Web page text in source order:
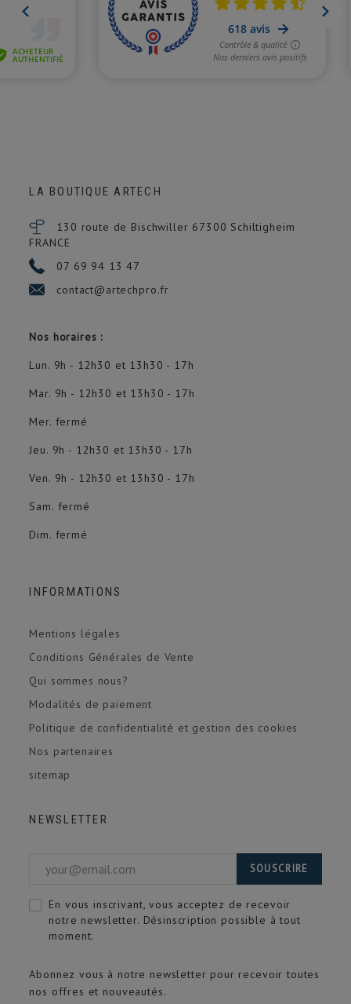
LA BOUTIQUE ARTECH
130 route de Bischwiller 67300 Schiltigheim
FRANCE
07 69 94 13 47
contact@artechpro.fr
Nos horaires :
Lun. 9h - 12h30 et 13h30 - 17h
Mar. 9h - 12h30 et 13h30 - 17h
Mer. fermé
Jeu. 9h - 12h30 et 13h30 - 17h
Ven. 9h - 12h30 et 13h30 - 17h
Sam. fermé
Dim. fermé
INFORMATIONS
Mentions légales
Conditions Générales de Vente
Qui sommes nous?
Modalités de paiement
Politique de confidentialité et gestion des cookies
Nos partenaires
sitemap
NEWSLETTER
Abonnez vous à notre newsletter pour recevoir toutes
nos offres et nouveautés.
SOUSCRIRE
En vous inscrivant, vous acceptez de recevoir
notre newsletter. Désinscription possible à tout
moment.